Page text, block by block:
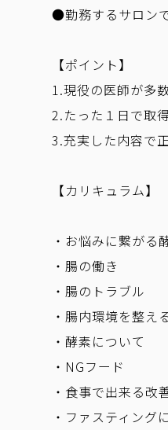
●勤務するサロン
【ポイント】
1.現役の医師が多
2.たった１日で取
3.充実した内容で
【カリキュラム】
・お悩みに繋がる
・腸の働き
・腸のトラブル
・腸内環境を整え
・酵素について
・NGフード
・食事で出来る改
・ファスティング